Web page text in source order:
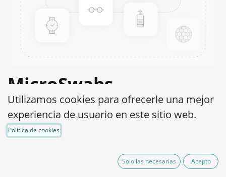
MicroSwabs
Streptococcus
pneumoniae ATCC®
MSS0860002
Utilizamos cookies para ofrecerle una mejor
experiencia de usuario en este sitio web.
Política de cookies
Solo las necesarias Acepto